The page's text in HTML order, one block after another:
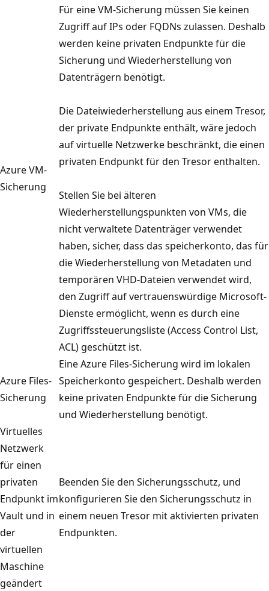
Azure VM-
Sicherung
Für eine VM-Sicherung müssen Sie keinen
Zugriff auf IPs oder FQDNs zulassen. Deshalb
werden keine privaten Endpunkte für die
Sicherung und Wiederherstellung von
Datenträgern benötigt.
Die Dateiwiederherstellung aus einem Tresor,
der private Endpunkte enthält, wäre jedoch
auf virtuelle Netzwerke beschränkt, die einen
privaten Endpunkt für den Tresor enthalten.
Stellen Sie bei älteren
Wiederherstellungspunkten von VMs, die
nicht verwaltete Datenträger verwendet
haben, sicher, dass das speicherkonto, das für
die Wiederherstellung von Metadaten und
temporären VHD-Dateien verwendet wird,
den Zugriff auf vertrauenswürdige Microsoft-
Dienste ermöglicht, wenn es durch eine
Zugriffssteuerungsliste (Access Control List,
ACL) geschützt ist.
Azure Files-
Sicherung
Eine Azure Files-Sicherung wird im lokalen
Speicherkonto gespeichert. Deshalb werden
keine privaten Endpunkte für die Sicherung
und Wiederherstellung benötigt.
Virtuelles
Netzwerk
für einen
privaten
Endpunkt im
Vault und in
der
virtuellen
Maschine
geändert
Beenden Sie den Sicherungsschutz, und
konfigurieren Sie den Sicherungsschutz in
einem neuen Tresor mit aktivierten privaten
Endpunkten.